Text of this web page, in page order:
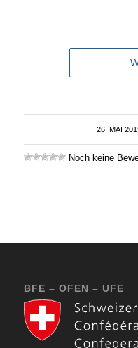
26. MAI
/
Noch keine
BFE – OFEN – UFE